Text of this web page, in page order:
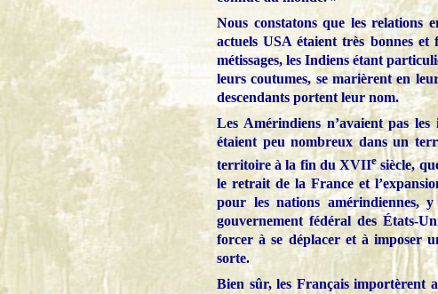
Nous constatons que les relations
actuels USA étaient très bonnes et
métissages, les Indiens étant
leurs coutumes, se marièrent en
descendants portent leur nom.
Les Amérindiens n’avaient pas les
étaient peu nombreux dans un
territoire à la fin du XVIIesiècle,
le retrait de la France et
pour les nations amérindiennes,
gouvernement fédéral des États-
forcer à se déplacer et à imposer
sorte.
Bien sûr, les Français importèrent